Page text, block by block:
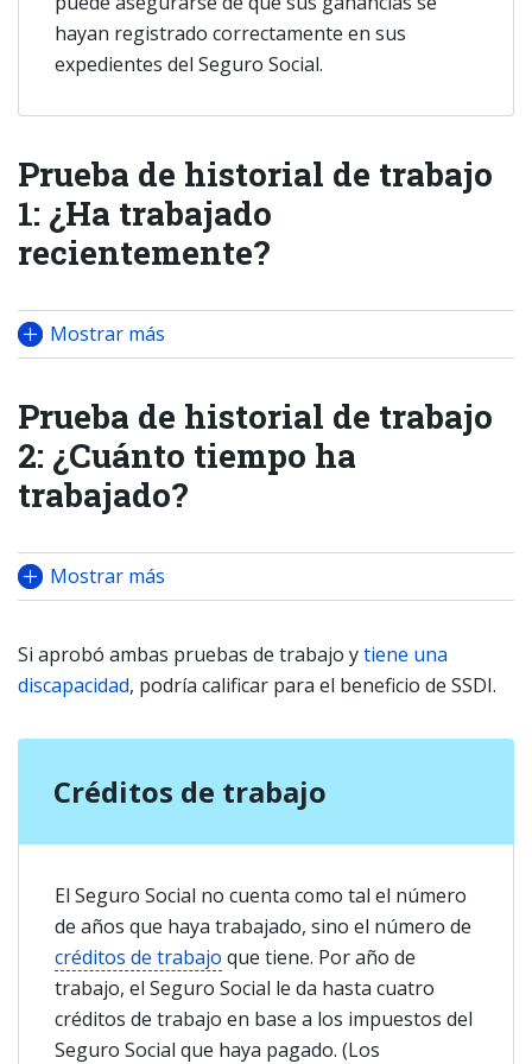
hayan registrado correctamente en sus
expedientes del Seguro Social.
Prueba de historial de trabajo
1: ¿Ha trabajado
recientemente?
Mostrar más
Prueba de historial de trabajo
2: ¿Cuánto tiempo ha
trabajado?
Mostrar más
Si aprobó ambas pruebas de trabajo ytiene una
discapacidad, podría calificar para el beneficio de SSDI.
Créditos de trabajo
El Seguro Social no cuenta como tal el número
de años que haya trabajado, sino el número de
créditos de trabajo que tiene. Por año de
trabajo, el Seguro Social le da hasta cuatro
créditos de trabajo en base a los impuestos del
Seguro Social que haya pagado. (Los